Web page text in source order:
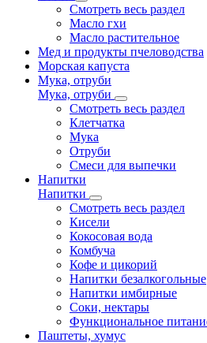
Смотреть весь раздел
Масло гхи
Масло растительное
Мед и продукты пчеловодства
Морская капуста
Мука, отруби
Мука, отруби
Смотреть весь раздел
Клетчатка
Мука
Отруби
Смеси для выпечки
Напитки
Напитки
Смотреть весь раздел
Кисели
Кокосовая вода
Комбуча
Кофе и цикорий
Напитки безалкогольные
Напитки имбирные
Соки, нектары
Функциональное
Паштеты, хумус